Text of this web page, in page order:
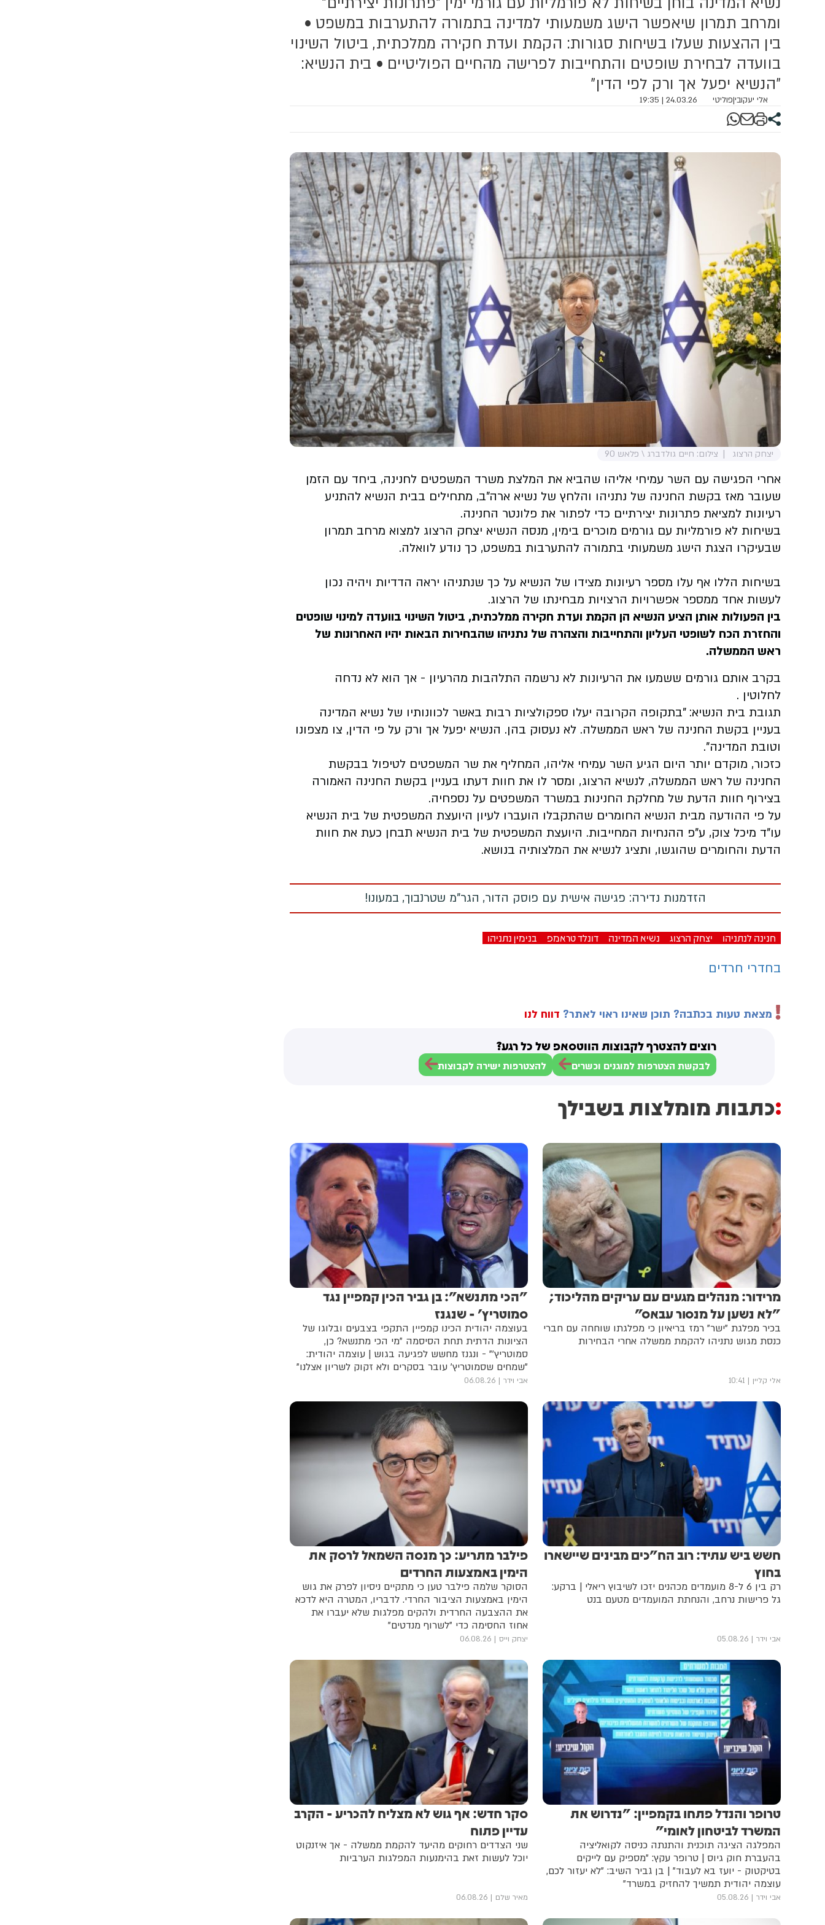
ומרחב תמרון שיאפשר הישג משמעותי למדינה בתמורה להתערבות במשפט •
בין ההצעות שעלו בשיחות סגורות: הקמת ועדת חקירה ממלכתית, ביטול השינוי
בוועדה לבחירת שופטים והתחייבות לפרישה מהחיים הפוליטיים • בית הנשיא:
"הנשיא יפעל אך ורק לפי הדין"
אלי יעקובי|פוליטי 24.03.26 | 19:35
יצחק הרצוג צילום: חיים גולדברג \ פלאש 90
אחרי הפגישה עם השר עמיחי אליהו שהביא את המלצת משרד המשפטים לחנינה, ביחד עם הזמן
שעובר מאז בקשת החנינה של נתניהו והלחץ של נשיא ארה"ב, מתחילים בבית הנשיא להתניע
רעיונות למציאת פתרונות יצירתיים כדי לפתור את פלונטר החנינה.
בשיחות לא פורמליות עם גורמים מוכרים בימין, מנסה הנשיא יצחק הרצוג למצוא מרחב תמרון
שבעיקרו הצגת הישג משמעותי בתמורה להתערבות במשפט, כך נודע לוואלה.
בשיחות הללו אף עלו מספר רעיונות מצידו של הנשיא על כך שנתניהו יראה הדדיות ויהיה נכון
לעשות אחד ממספר אפשרויות הרצויות מבחינתו של הרצוג.
בין הפעולות אותן הציע הנשיא הן הקמת ועדת חקירה ממלכתית, ביטול השינוי בוועדה למינוי שופטים
והחזרת הכח לשופטי העליון והתחייבות והצהרה של נתניהו שהבחירות הבאות יהיו האחרונות של
ראש הממשלה.
בקרב אותם גורמים ששמעו את הרעיונות לא נרשמה התלהבות מהרעיון - אך הוא לא נדחה
לחלוטין .
תגובת בית הנשיא: "בתקופה הקרובה יעלו ספקולציות רבות באשר לכוונותיו של נשיא המדינה
בעניין בקשת החנינה של ראש הממשלה. לא נעסוק בהן. הנשיא יפעל אך ורק על פי הדין, צו מצפונו
וטובת המדינה".
כזכור, מוקדם יותר היום הגיע השר עמיחי אליהו, המחליף את שר המשפטים לטיפול בבקשת
החנינה של ראש הממשלה, לנשיא הרצוג, ומסר לו את חוות דעתו בעניין בקשת החנינה האמורה
בצירוף חוות הדעת של מחלקת החנינות במשרד המשפטים על נספחיה.
על פי ההודעה מבית הנשיא החומרים שהתקבלו הועברו לעיון היועצת המשפטית של בית הנשיא
עו"ד מיכל צוק, ע"פ ההנחיות המחייבות. היועצת המשפטית של בית הנשיא תבחן כעת את חוות
הדעת והחומרים שהוגשו, ותציג לנשיא את המלצותיה בנושא.
הזדמנות נדירה: פגישה אישית עם פוסק הדור, הגר"מ שטרנבוך, במעונו!
חנינה לנתניהו יצחק הרצוג נשיא המדינה דונלד טראמפ בנימין נתניהו
בחדרי חרדים
מצאת טעות בכתבה? תוכן שאינו ראוי לאתר? דווח לנו
רוצים להצטרף לקבוצות הווטסאפ של כל רגע?
לבקשת הצטרפות למוגנים וכשרים להצטרפות ישירה לקבוצות
כתבות מומלצות בשבילך
מרידור: מנהלים מגעים עם עריקים מהליכוד;
"לא נשען על מנסור עבאס"
בכיר מפלגת "ישר" רמז בריאיון כי מפלגתו שוחחה עם חברי
כנסת מגוש נתניהו להקמת ממשלה אחרי הבחירות
אלי קליין 10:41
"הכי מתנשא": בן גביר הכין קמפיין נגד
סמוטריץ' - שנגנז
בעוצמה יהודית הכינו קמפיין התקפי בצבעים ובלוגו של
הציונות הדתית תחת הסיסמה "מי הכי מתנשא? כן,
סמוטריץ'" - ונגנז מחשש לפגיעה בגוש | עוצמה יהודית:
"שמחים שסמוטריץ' עובר בסקרים ולא זקוק לשריון אצלנו"
אבי וידר 06.08.26
חשש ביש עתיד: רוב הח"כים מבינים שיישארו
בחוץ
רק בין 6 ל-8 מועמדים מכהנים יזכו לשיבוץ ריאלי | ברקע:
גל פרישות נרחב, והנחתת המועמדים מטעם בנט
אבי וידר 05.08.26
פילבר מתריע: כך מנסה השמאל לרסק את
הימין באמצעות החרדים
הסוקר שלמה פילבר טען כי מתקיים ניסיון לפרק את גוש
הימין באמצעות הציבור החרדי. לדבריו, המטרה היא לדכא
את ההצבעה החרדית ולהקים מפלגות שלא יעברו את
אחוז החסימה כדי "לשרוף מנדטים"
יצחק וייס 06.08.26
טרופר והנדל פתחו בקמפיין: "נדרוש את
המשרד לביטחון לאומי"
המפלגה הציגה תוכנית והתנתה כניסה לקואליציה
בהעברת חוק גיוס | טרופר עקץ: "מספיק עם לייקים
בטיקטוק - יועז בא לעבוד" | בן גביר השיב: "לא יעזור לכם,
עוצמה יהודית תמשיך להחזיק במשרד"
אבי וידר 05.08.26
סקר חדש: אף גוש לא מצליח להכריע - הקרב
עדיין פתוח
שני הצדדים רחוקים מהיעד להקמת ממשלה - אך איזנקוט
יוכל לעשות זאת בהימנעות המפלגות הערביות
מאיר שלם 06.08.26